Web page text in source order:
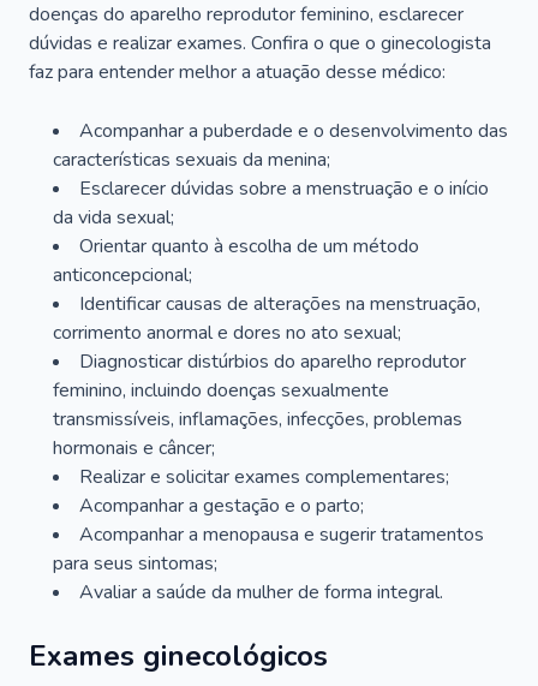
doenças do aparelho reprodutor feminino, esclarecer
dúvidas e realizar exames. Confira o que o ginecologista
faz para entender melhor a atuação desse médico:
Acompanhar a puberdade e o desenvolvimento das
características sexuais da menina;
Esclarecer dúvidas sobre a menstruação e o início
da vida sexual;
Orientar quanto à escolha de um método
anticoncepcional;
Identificar causas de alterações na menstruação,
corrimento anormal e dores no ato sexual;
Diagnosticar distúrbios do aparelho reprodutor
feminino, incluindo doenças sexualmente
transmissíveis, inflamações, infecções, problemas
hormonais e câncer;
Realizar e solicitar exames complementares;
Acompanhar a gestação e o parto;
Acompanhar a menopausa e sugerir tratamentos
para seus sintomas;
Avaliar a saúde da mulher de forma integral.
Exames ginecológicos